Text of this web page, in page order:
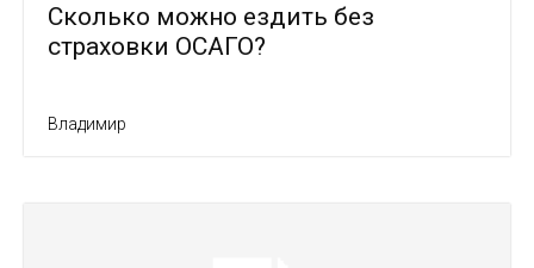
Сколько можно ездить без
страховки ОСАГО?
Владимир